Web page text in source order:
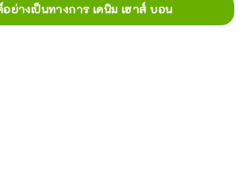
อย่างเป็นทางการ เดนิม เฮาส์ บอน